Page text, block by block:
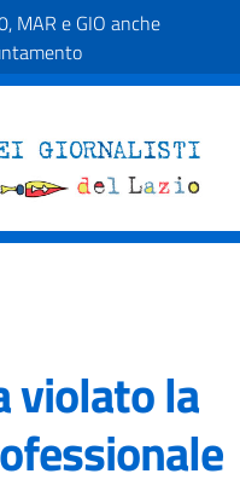
MAR e GIO anche
violato la